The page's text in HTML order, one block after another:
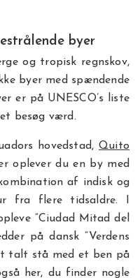
byer
og tropisk regnskov,
byer med spændende
er på UNESCO’s liste
besøg værd.
hovedstad, Quito
oplever du en by med
af indisk og
fra flere tidsaldre. I
“Ciudad Mitad del
på dansk “Verdens
talt stå med et ben på
her, du finder nogle